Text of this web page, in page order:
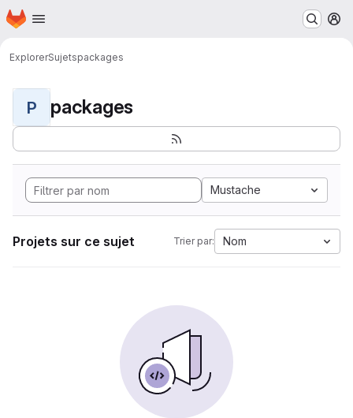
Passer au contenu principal
Page d'accueil
ExplorerSujetspackages
P packages
Mustache
Projets sur ce sujet Trier par: Nom